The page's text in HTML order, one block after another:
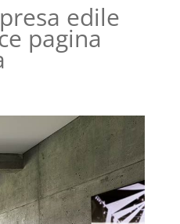
edile
pagina